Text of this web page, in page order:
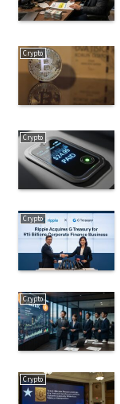
Crypto
Crypto
Crypto
Crypto
Crypto